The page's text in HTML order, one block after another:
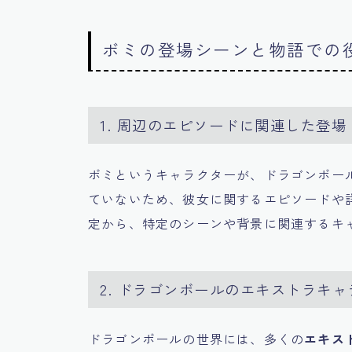
ボミの登場シーンと物語での
1. 周辺のエピソードに関連した登場
ボミというキャラクターが、ドラゴンボ
ていないため、彼女に関するエピソード
定から、特定のシーンや背景に関連する
2. ドラゴンボールのエキストラキ
ドラゴンボールの世界には、多くのエキス